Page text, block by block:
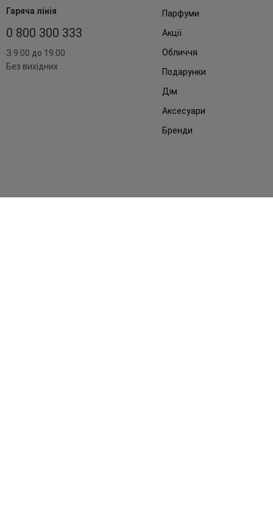
Гаряча лінія
0 800 300 333
З 9:00 до 19:00
Без вихідних
Парфуми
Акції
Обличчя
Подарунки
Дім
Аксесуари
Бренди